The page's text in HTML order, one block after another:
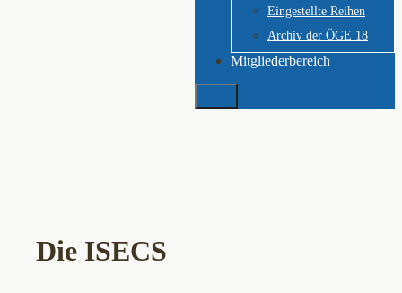
Eingestellte Reihen
Archiv der ÖGE 18
Mitgliederbereich
Suchen
Die ISECS